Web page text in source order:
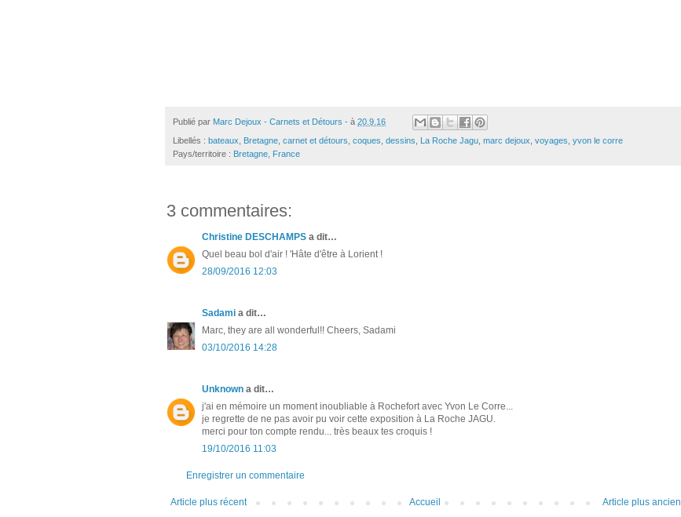
Publié par Marc Dejoux - Carnets et Détours - à 20.9.16
Libellés : bateaux Bretagne carnet et détours coques dessins La Roche Jagu marc dejoux voyages yvon le corre
Pays/territoire : Bretagne, France
3 commentaires:
Christine DESCHAMPS a dit…
Quel beau bol d'air ! 'Hâte d'être à Lorient !
28/09/2016 12:03
Sadami a dit…
Marc, they are all wonderful!! Cheers, Sadami
03/10/2016 14:28
Unknown a dit…
j'ai en mémoire un moment inoubliable à Rochefort avec Yvon Le Corre...
je regrette de ne pas avoir pu voir cette exposition à La Roche JAGU.
merci pour ton compte rendu... très beaux tes croquis !
19/10/2016 11:03
Enregistrer un commentaire
Article plus récent Article plus ancien
Accueil